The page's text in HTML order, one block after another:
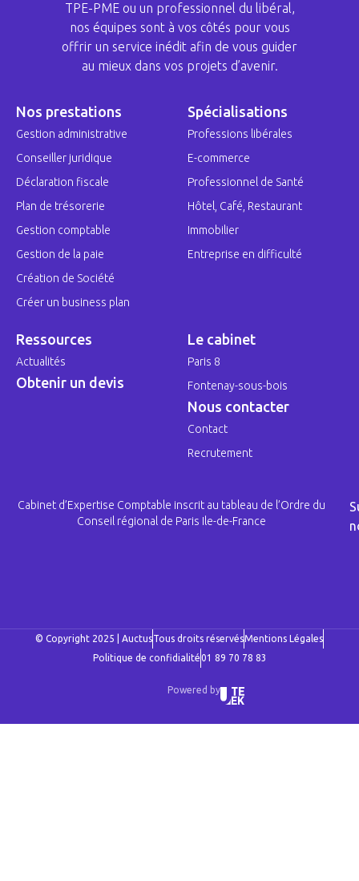
TPE-PME ou un professionnel du libéral,
nos équipes sont à vos côtés pour vous
offrir un service inédit afin de vous guider
au mieux dans vos projets d’avenir.
Nos prestations
Gestion administrative
Conseiller juridique
Déclaration fiscale
Plan de trésorerie
Gestion comptable
Gestion de la paie
Création de Société
Créer un business plan
Spécialisations
Professions libérales
E-commerce
Professionnel de Santé
Hôtel, Café, Restaurant
Immobilier
Entreprise en difficulté
Ressources
Actualités
Obtenir un devis
Le cabinet
Paris 8
Fontenay-sous-bois
Nous contacter
Contact
Recrutement
Cabinet d’Expertise Comptable inscrit au tableau de l’Ordre du
Conseil régional de Paris Ile-de-France
© Copyright 2025 | AuctusTous droits réservésMentions Légales
Politique de confidialité01 89 70 78 83
Powered by